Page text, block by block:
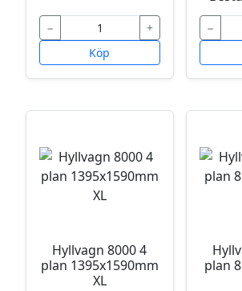
−
+
Köp
−
Hyllvagn 8000 4
plan 1395x1590mm
XL
plan